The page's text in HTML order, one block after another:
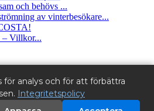
och behövs ...
av vinterbesökare...
– Villkor...
- fastighetsbyrå i Spanien.
Costa.
över fastighetsmäklare i
för analys och för att förbättra
Integritetspolicy